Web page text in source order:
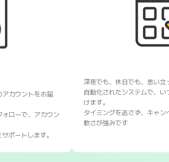
アカウントをお届
ローで、アカウン
ポートします。
深夜でも、休日でも、思い立
自動化されたシステムで、
けます。
タイミングを逃さず、キャ
軟さが強みです